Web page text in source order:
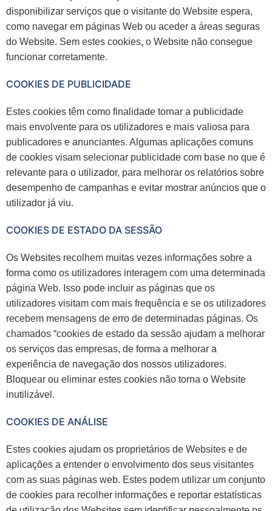
disponibilizar serviços que o visitante do Website espera,
como navegar em páginas Web ou aceder a áreas seguras
do Website. Sem estes cookies, o Website não consegue
funcionar corretamente.
COOKIES DE PUBLICIDADE
Estes cookies têm como finalidade tornar a publicidade
mais envolvente para os utilizadores e mais valiosa para
publicadores e anunciantes. Algumas aplicações comuns
de cookies visam selecionar publicidade com base no que é
relevante para o utilizador, para melhorar os relatórios sobre
desempenho de campanhas e evitar mostrar anúncios que o
utilizador já viu.
COOKIES DE ESTADO DA SESSÃO
Os Websites recolhem muitas vezes informações sobre a
forma como os utilizadores interagem com uma determinada
página Web. Isso pode incluir as páginas que os
utilizadores visitam com mais frequência e se os utilizadores
recebem mensagens de erro de determinadas páginas. Os
chamados “cookies de estado da sessão ajudam a melhorar
os serviços das empresas, de forma a melhorar a
experiência de navegação dos nossos utilizadores.
Bloquear ou eliminar estes cookies não torna o Website
inutilizável.
COOKIES DE ANÁLISE
Estes cookies ajudam os proprietários de Websites e de
aplicações a entender o envolvimento dos seus visitantes
com as suas páginas web. Estes podem utilizar um conjunto
de cookies para recolher informações e reportar estatísticas